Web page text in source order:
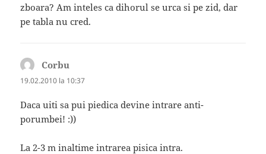
zboara? Am inteles ca dihorul se urca si pe zid, dar
pe tabla nu cred.
Corbu
19.02.2010 la 10:37
Daca uiti sa pui piedica devine intrare anti-
porumbei! :))
La 2-3 m inaltime intrarea pisica intra.